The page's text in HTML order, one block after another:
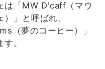
は「MW D'caff（マウ
」と呼ばれ、
（夢のコーヒー）」
。